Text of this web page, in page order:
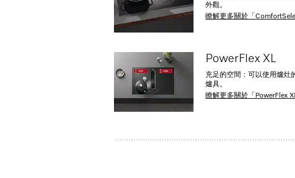
外觀。
瞭解更多關於「
PowerFlex XL
充足的空間：可以使用爐灶
爐具。
瞭解更多關於「PowerFlex